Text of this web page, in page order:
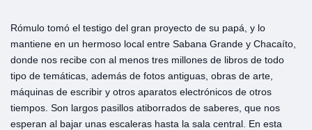
Rómulo tomó el testigo del gran proyecto de su papá, y lo
mantiene en un hermoso local entre Sabana Grande y Chacaíto,
donde nos recibe con al menos tres millones de libros de todo
tipo de temáticas, además de fotos antiguas, obras de arte,
máquinas de escribir y otros aparatos electrónicos de otros
tiempos. Son largos pasillos atiborrados de saberes, que nos
esperan al bajar unas escaleras hasta la sala central. En esta